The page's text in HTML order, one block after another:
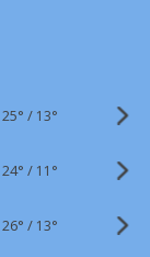
25° / 13°
24° / 11°
26° / 13°